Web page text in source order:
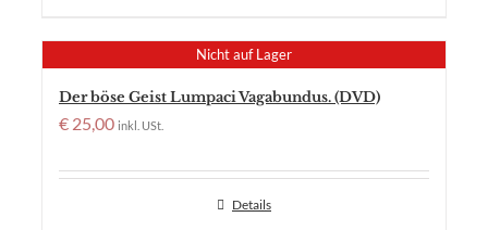
Nicht auf Lager
Der böse Geist Lumpaci Vagabundus. (DVD)
€ 25,00 inkl. USt.
Details